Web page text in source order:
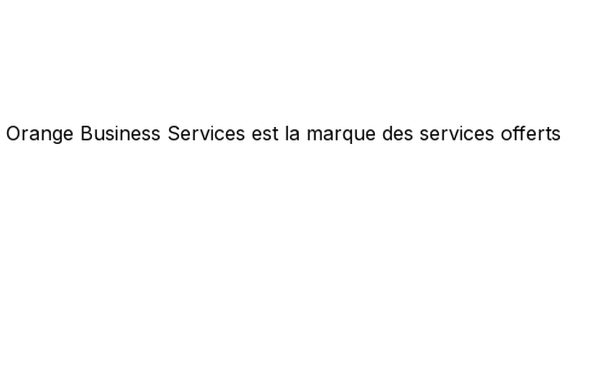
Business Services est la marque des services offerts